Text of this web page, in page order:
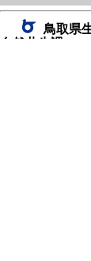
鳥取県
自然共生課